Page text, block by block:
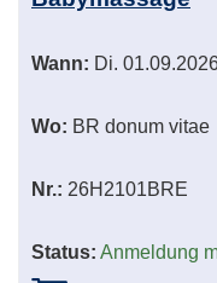
Wann: Di.
Wo: BR donum vitae
Nr.: 26H2101BRE
Status: Anmeldung